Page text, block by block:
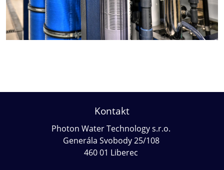
Kontakt
Photon Water Technology s.r.o.
Generála Svobody 25/108
460 01 Liberec